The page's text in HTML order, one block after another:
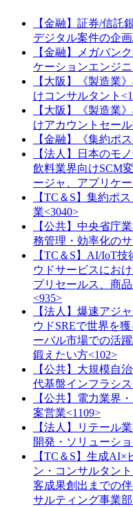
【金融】証券/信託
デジタル案件の企
【金融】メガバン
ケーションエンジ
【大阪】《製造業
けコンサルタント
【大阪】《製造業
けアカウントセー
【金融】《集約ポ
【法人】日本のモ
飲料業界向けSCM
ージャ、アプリケ
【TC＆S】集約ポ
業<3040>
【公共】中央省庁
務管理・効率化の
【TC＆S】AI/IoT
ウドサービスにお
プリセールス、商
<935>
【法人】爆速アジ
ウドSREで世界を
ーバル市場での活
鍛えたい方<102>
【公共】大規模自
代基盤インフラシ
【公共】電力業界
案営業<1109>
【法人】リテール
開発・ソリューシ
【TC＆S】生成
ン・コンサルタン
客成果創出までの
サルティング事業